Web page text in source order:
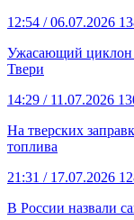
12:54 / 06.07.2026
Ужасающий циклон
Твери
14:29 / 11.07.2026
На тверских
топлива
21:31 / 17.07.2026
В России назвали